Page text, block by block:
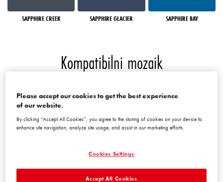
SAPPHIRE CREEK SAPPHIRE GLACIER SAPPHIRE BAY
Kompatibilni mozaik
Please accept our cookies to get the best experience
of our website.
By clicking “Accept All Cookies”, you agree to the storing of cookies on your device to
enhance site navigation, analyze site usage, and assist in our marketing efforts.
Cookies Settings
Accept All Cookies